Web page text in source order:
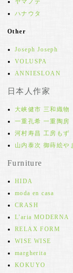
ヤマノテ
ハナウタ
Other
Joseph Joseph
VOLUSPA
ANNIESLOAN
日本人作家
大峡健市 三和織物
一重孔希 一重陶房
河村寿昌 工房もず
山内泰次 御蒔絵や
Furniture
HIDA
moda en casa
CRASH
L'aria MODERNA
RELAX FORM
WISE WISE
margherita
KOKUYO